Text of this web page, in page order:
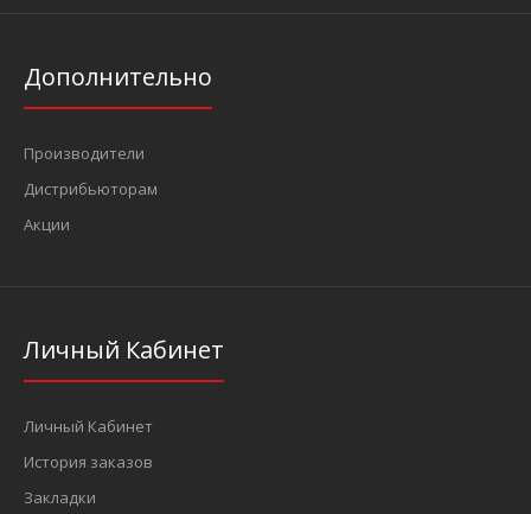
Дополнительно
Производители
Дистрибьюторам
Акции
Личный Кабинет
Личный Кабинет
История заказов
Закладки